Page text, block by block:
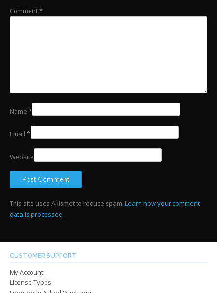
Comment*
Name *
Email *
Website
This site uses Akismet to reduce spam. Learn how your comment
data is processed.
CUSTOMER SUPPORT
My Account
License Types